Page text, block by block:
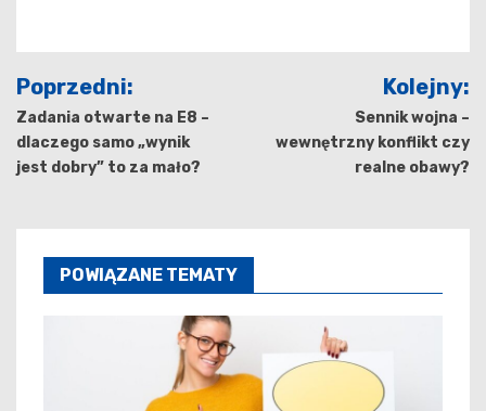
Nawigacja
wpisu
Poprzedni:
Zadania otwarte na E8 –
dlaczego samo „wynik
jest dobry” to za mało?
Kolejny:
Sennik wojna –
wewnętrzny konflikt czy
realne obawy?
POWIĄZANE TEMATY